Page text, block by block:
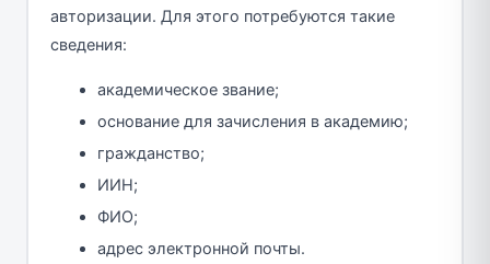
авторизации. Для этого потребуются такие
сведения:
академическое звание;
основание для зачисления в академию;
гражданство;
ИИН;
ФИО;
адрес электронной почты.